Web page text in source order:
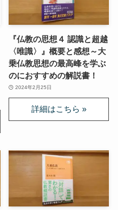
『仏教の思想４ 認識と超越
〈唯識〉』概要と感想～大
乗仏教思想の最高峰を学ぶ
のにおすすめの解説書！
2024年2月25日